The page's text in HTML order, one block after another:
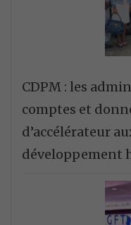
CDPM : les
comptes et
d’accélérateur
développement